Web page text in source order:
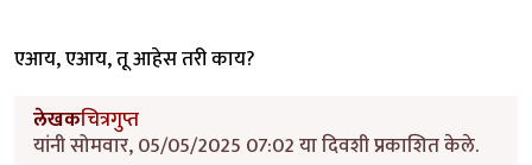
एआय, एआय, तू आहेस तरी काय?
लेखकचित्रगुप्त
यांनी सोमवार, 05/05/2025 07:02 या दिवशी प्रकाशित केले.